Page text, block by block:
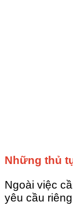
Những thủ
Ngoài việc
yêu cầu